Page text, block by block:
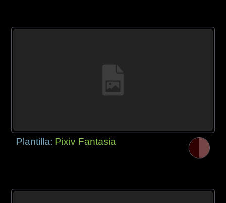
Plantilla: Pixiv Fantasia